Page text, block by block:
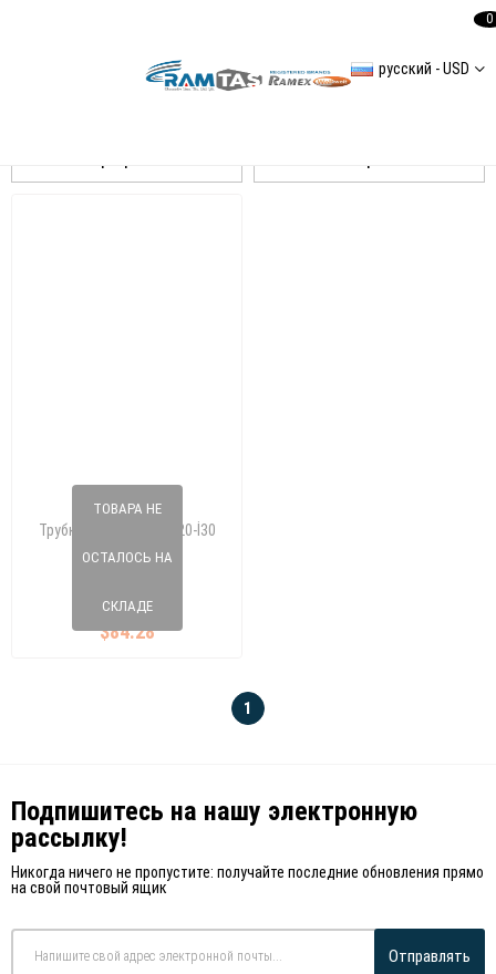
русский - USD
0
ТОВАРА НЕ
ОСТАЛОСЬ НА
СКЛАДЕ
Трубка EGR HYUNDAI İ20-İ30
$84.28
1
Подпишитесь на нашу электронную
рассылку!
Никогда ничего не пропустите: получайте последние обновления прямо
на свой почтовый ящик
Отправлять